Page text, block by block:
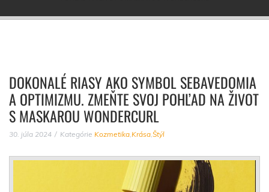
DOKONALÉ RIASY AKO SYMBOL SEBAVEDOMIA
A OPTIMIZMU. ZMEŇTE SVOJ POHĽAD NA ŽIVOT
S MASKAROU WONDERCURL
30. júla 2024 Kategórie Kozmetika,Krása,Štýl